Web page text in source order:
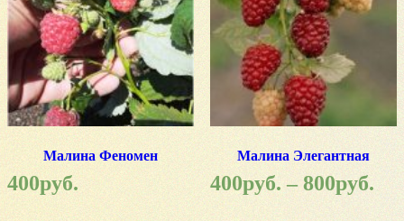
Малина Феномен
400руб.
Малина Элегантная
400руб. –800руб.